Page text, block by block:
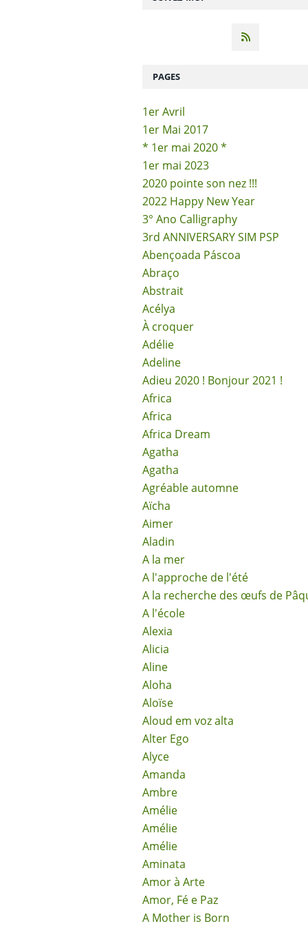
PAGES
1er Avril
1er Mai 2017
* 1er mai 2020 *
1er mai 2023
2020 pointe son nez !!!
2022 Happy New Year
3° Ano Calligraphy
3rd ANNIVERSARY SIM PSP
Abençoada Páscoa
Abraço
Abstrait
Acélya
À croquer
Adélie
Adeline
Adieu 2020 ! Bonjour 2021 !
Africa
Africa
Africa Dream
Agatha
Agatha
Agréable automne
Aïcha
Aimer
Aladin
A la mer
A l'approche de l'été
A la recherche des œufs de
A l'école
Alexia
Alicia
Aline
Aloha
Aloïse
Aloud em voz alta
Alter Ego
Alyce
Amanda
Ambre
Amélie
Amélie
Amélie
Aminata
Amor à Arte
Amor, Fé e Paz
A Mother is Born